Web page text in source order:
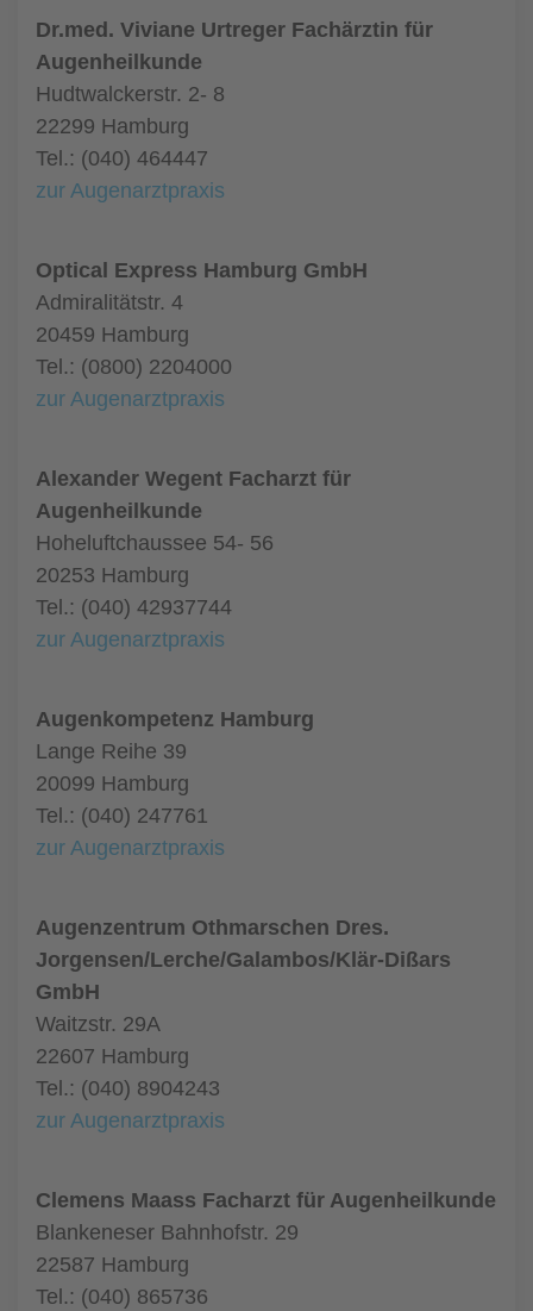
Dr.med. Viviane Urtreger Fachärztin für
Augenheilkunde
Hudtwalckerstr. 2- 8
22299 Hamburg
Tel.: (040) 464447
zur Augenarztpraxis
Optical Express Hamburg GmbH
Admiralitätstr. 4
20459 Hamburg
Tel.: (0800) 2204000
zur Augenarztpraxis
Alexander Wegent Facharzt für
Augenheilkunde
Hoheluftchaussee 54- 56
20253 Hamburg
Tel.: (040) 42937744
zur Augenarztpraxis
Augenkompetenz Hamburg
Lange Reihe 39
20099 Hamburg
Tel.: (040) 247761
zur Augenarztpraxis
Augenzentrum Othmarschen Dres.
Jorgensen/Lerche/Galambos/Klär-Dißars
GmbH
Waitzstr. 29A
22607 Hamburg
Tel.: (040) 8904243
zur Augenarztpraxis
Clemens Maass Facharzt für Augenheilkunde
Blankeneser Bahnhofstr. 29
22587 Hamburg
Tel.: (040) 865736